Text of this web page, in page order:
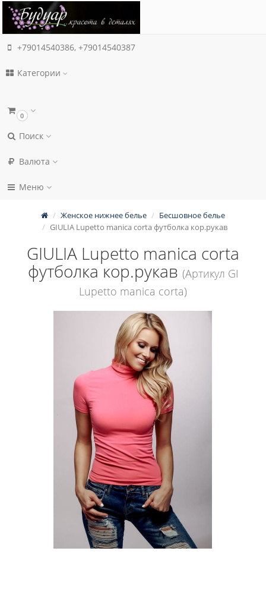
+79014540386, +79014540387
Категории
0
Поиск
Валюта
Меню
Женское нижнее белье
Бесшовное белье
GIULIA Lupetto manica corta футболка кор.рукав
GIULIA Lupetto manica corta
футболка кор.рукав (Артикул GI
Lupetto manica corta)